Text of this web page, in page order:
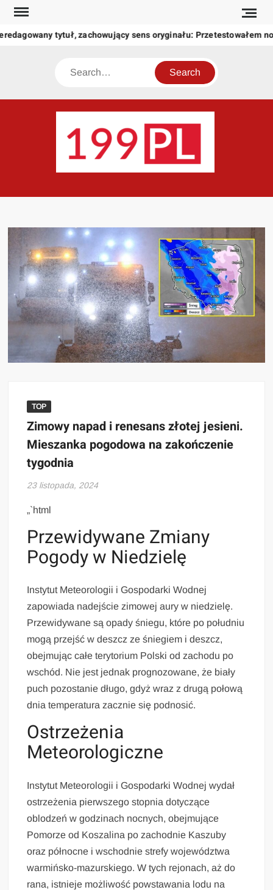
Skip
content
tytuł, zachowujący sens oryginału: Przetestowałem
Search
świat
TOP
Zimowy napad i renesans złotej jesieni.
Mieszanka pogodowa na zakończenie
tygodnia
23 listopada, 2024
„`html
Przewidywane Zmiany
Pogody w Niedzielę
Instytut Meteorologii i Gospodarki Wodnej
zapowiada nadejście zimowej aury w niedzielę.
Przewidywane są opady śniegu, które po południu
mogą przejść w deszcz ze śniegiem i deszcz,
obejmując całe terytorium Polski od zachodu po
wschód. Nie jest jednak prognozowane, że biały
puch pozostanie długo, gdyż wraz z drugą połową
dnia temperatura zacznie się podnosić.
Ostrzeżenia
Meteorologiczne
Instytut Meteorologii i Gospodarki Wodnej wydał
ostrzeżenia pierwszego stopnia dotyczące
oblodzeń w godzinach nocnych, obejmujące
Pomorze od Koszalina po zachodnie Kaszuby
oraz północne i wschodnie strefy województwa
warmińsko-mazurskiego. W tych rejonach, aż do
rana, istnieje możliwość powstawania lodu na